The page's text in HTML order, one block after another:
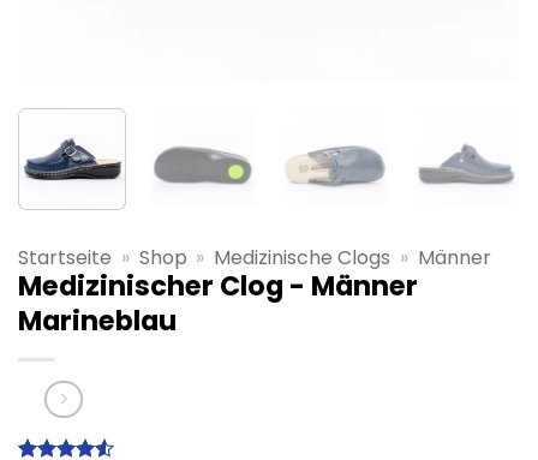
Startseite » Shop » Medizinische Clogs » Männer
Medizinischer Clog - Männer
Marineblau